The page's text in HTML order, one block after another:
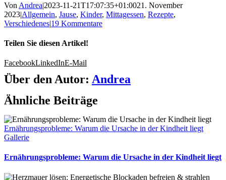
Von Andrea|2023-11-21T17:07:35+01:0021. November
2023|Allgemein, Jause, Kinder, Mittagessen, Rezepte,
Verschiedenes|19 Kommentare
Teilen Sie diesen Artikel!
FacebookLinkedInE-Mail
Über den Autor: Andrea
Ähnliche Beiträge
Ernährungsprobleme: Warum die Ursache in der Kindheit liegt
Gallerie
Ernährungsprobleme: Warum die Ursache in der Kindheit liegt